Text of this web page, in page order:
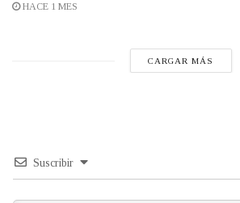
HACE 1 MES
CARGAR MÁS
Suscribir